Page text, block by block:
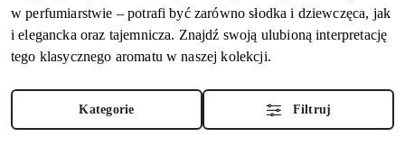
w perfumiarstwie – potrafi być zarówno słodka i dziewczęca, jak
i elegancka oraz tajemnicza. Znajdź swoją ulubioną interpretację
tego klasycznego aromatu w naszej kolekcji.
Kategorie Filtruj